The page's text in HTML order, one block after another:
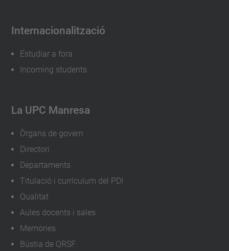
Internacionalització
Estudiar a fora
Incoming students
La UPC Manresa
Òrgans de govern
Directori
Departaments
Titulació i currículum del PDI
Qualitat
Aules docents i sales
Memòries
Bústia de QRSF